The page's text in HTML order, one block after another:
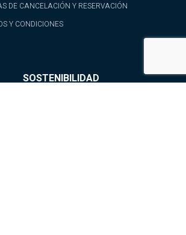
DE CANCELACIÓN Y RESERVACIÓN
Y CONDICIONES
SOSTENIBILIDAD